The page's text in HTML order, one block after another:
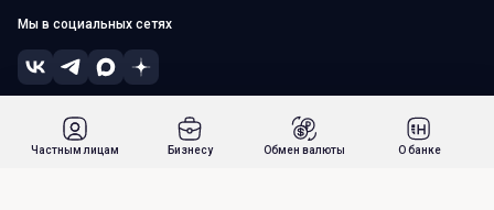
Мы в социальных сетях
© 2026, ПАО «Норвик Банк». Лицензия ЦБ РФ № 902 от 09.08.2022 г.
Россия, г. Москва, 115054, ул. Зацепский Вал, д. 5
Частным лицам Бизнесу Обмен валюты О банке